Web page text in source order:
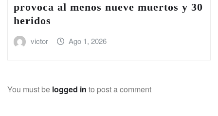
provoca al menos nueve muertos y 30
heridos
victor Ago 1, 2026
You must be logged in to post a comment